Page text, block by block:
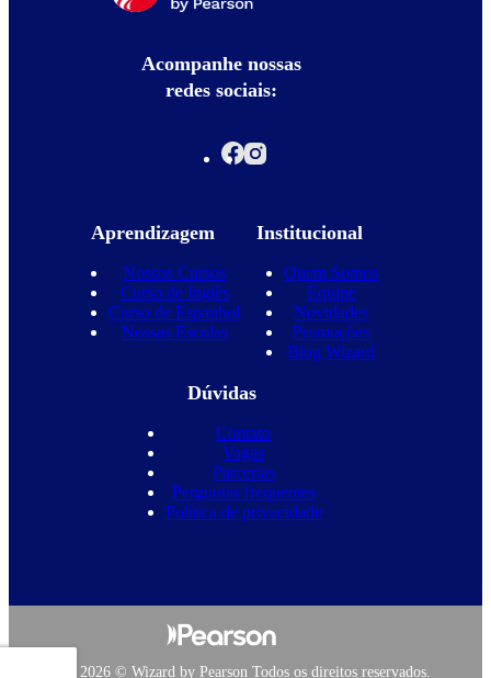
Acompanhe nossas
redes sociais:
Aprendizagem
Nossos Cursos
Curso de Inglês
Curso de Espanhol
Nossas Escolas
Institucional
Quem Somos
Equipe
Novidades
Promoções
Blog Wizard
Dúvidas
Contato
Vagas
Parcerias
Perguntas frequentes
Política de privacidade
Copyright 2026 © Wizard by Pearson Todos os direitos reservados.